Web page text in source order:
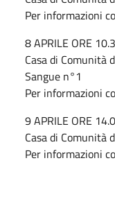
Per informazioni
8 APRILE ORE
Casa di Comunità
Sangue n°1
Per informazioni
9 APRILE ORE
Casa di Comunità
Per informazioni